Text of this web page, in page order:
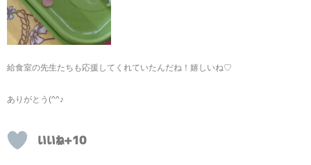
給食室の先生たちも応援してくれていたんだね！嬉しいね♡
ありがとう(^^♪
いいね+10